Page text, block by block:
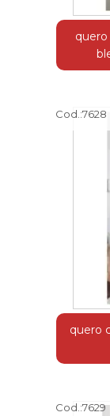
Cod.:7628
quero
Cod.:7629